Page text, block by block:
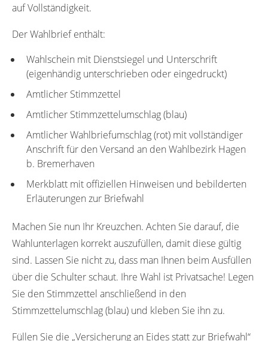
auf Vollständigkeit.
Der Wahlbrief enthält:
Wahlschein mit Dienstsiegel und Unterschrift
(eigenhändig unterschrieben oder eingedruckt)
Amtlicher Stimmzettel
Amtlicher Stimmzettelumschlag (blau)
Amtlicher Wahlbriefumschlag (rot) mit vollständiger
Anschrift für den Versand an den Wahlbezirk Hagen
b. Bremerhaven
Merkblatt mit offiziellen Hinweisen und bebilderten
Erläuterungen zur Briefwahl
Machen Sie nun Ihr Kreuzchen. Achten Sie darauf, die
Wahlunterlagen korrekt auszufüllen, damit diese gültig
sind. Lassen Sie nicht zu, dass man Ihnen beim Ausfüllen
über die Schulter schaut. Ihre Wahl ist Privatsache! Legen
Sie den Stimmzettel anschließend in den
Stimmzettelumschlag (blau) und kleben Sie ihn zu.
Füllen Sie die „Versicherung an Eides statt zur Briefwahl“